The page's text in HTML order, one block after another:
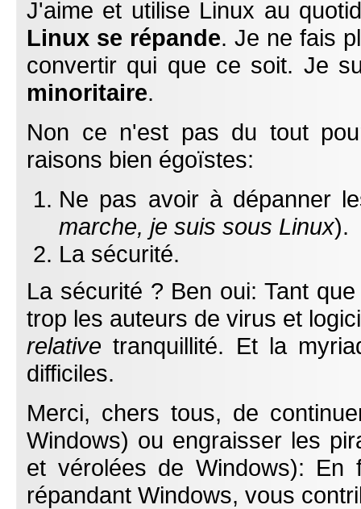
J'aime et utilise Linux au
Linux se répande. Je ne fais
convertir qui que ce soit. Je
minoritaire.
Non ce n'est pas du tout
raisons bien égoïstes:
Ne pas avoir à dépanner
marche, je suis sous Linux).
La sécurité.
La sécurité ? Ben oui: Tant
trop les auteurs de virus et
relative tranquillité. Et la
difficiles.
Merci, chers tous, de
Windows) ou engraisser les
et vérolées de Windows): En
répandant Windows, vous